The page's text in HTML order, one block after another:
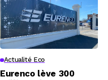
Actualité Eco
Eurenco lève 300